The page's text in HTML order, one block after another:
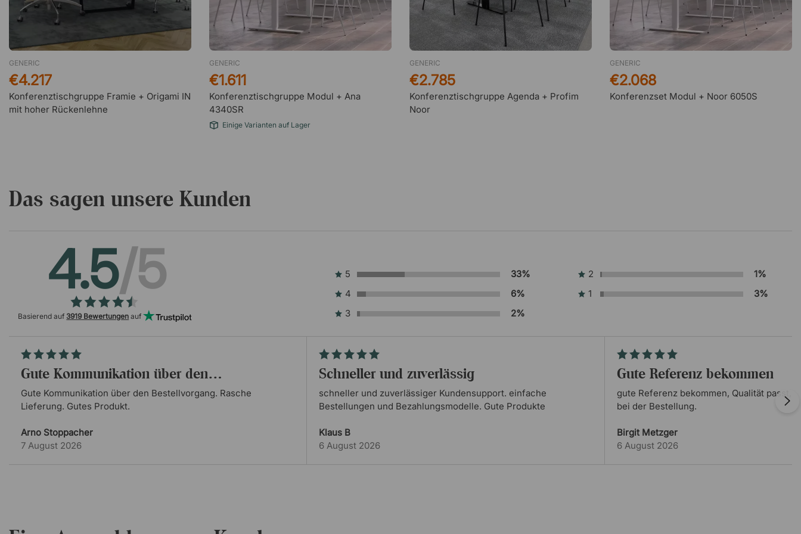
schnell und toll
Triple 2 Juni 2026
Zuverlässig
Thilo Riede 18 Mai 2026
Zahlung als Unternehmen konnte
nicht…
Jorks 13 Mai 2026
sehr freundlich und unkompliziert
GENERIC
Konferenztischgruppe Framie + Origami IN
mit hoher Rückenlehne
€4.217
GENERIC
Konferenztischgruppe Modul + Ana
4340SR
€1.611
Einige Varianten auf Lager
GENERIC
Konferenztischgruppe Agenda + Profim
Noor
€2.785
GENERIC
Konferenzset Modul + Noor 6050S
€2.068
Das sagen unsere Kunden
4.5/5
Basierend auf 3919 Bewertungen auf
5
33%
4
6%
3
2%
2
1%
1
3%
Gute Kommunikation über den…
Gute Kommunikation über den Bestellvorgang. Rasche
Lieferung. Gutes Produkt.
Arno Stoppacher
7 August 2026
schneller und zuverlässig
schneller und zuverlässiger Kundensupport. einfache
Bestellungen und Bezahlungsmodelle. Gute Produkte
Klaus B
6 August 2026
gute Referenz bekommen
gute Referenz bekommen, Qualität passt,
bei der Bestellung.
Birgit Metzger
6 August 2026